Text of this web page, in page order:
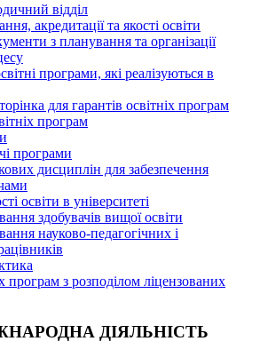
відділ
акредитації та якості освіти
з планування та організації
програми, які реалізуються в
для гарантів освітніх програм
програм
програми
дисциплін для забезпечення
освіти в університеті
здобувачів вищої освіти
науково-педагогічних і
програм з розподілoм ліцензoваних
ДІЯЛЬНІСТЬ